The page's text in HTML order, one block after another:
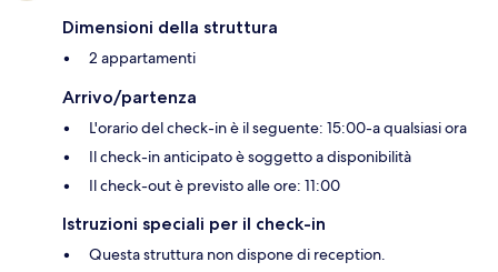
Dimensioni della struttura
2 appartamenti
Arrivo/partenza
L'orario del check-in è il seguente: 15:00-a qualsiasi ora
Il check-in anticipato è soggetto a disponibilità
Il check-out è previsto alle ore: 11:00
Istruzioni speciali per il check-in
Questa struttura non dispone di reception.